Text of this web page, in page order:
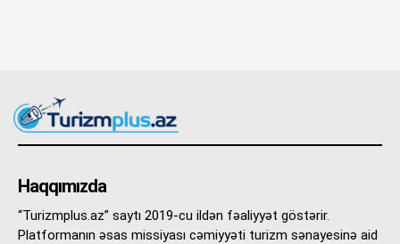
Haqqımızda
“Turizmplus.az” saytı 2019-cu ildən fəaliyyət göstərir.
Platformanın əsas missiyası cəmiyyəti turizm sənayesinə aid